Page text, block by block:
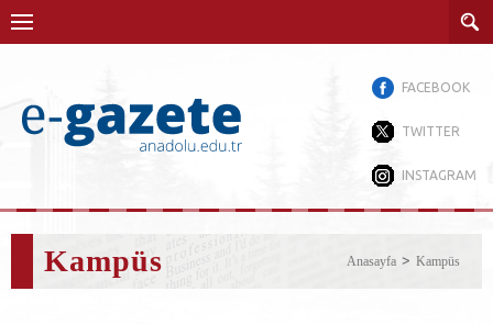
FACEBOOK
TWITTER
INSTAGRAM
Kampüs Anasayfa Kampüs